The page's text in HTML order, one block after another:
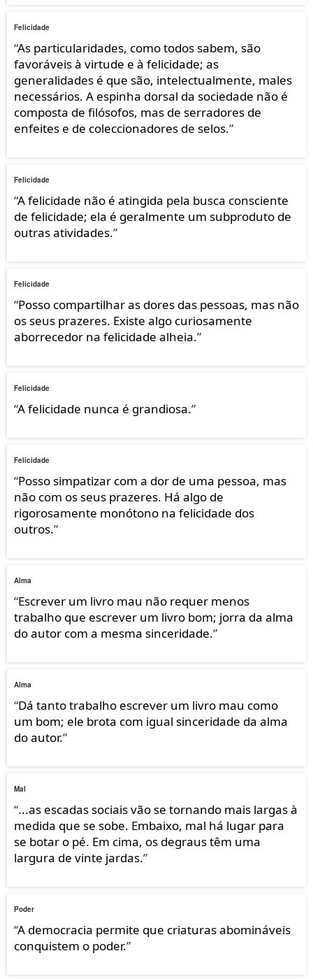
Felicidade
“As particularidades, como todos sabem, são
favoráveis à virtude e à felicidade; as
generalidades é que são, intelectualmente, males
necessários. A espinha dorsal da sociedade não é
composta de filósofos, mas de serradores de
enfeites e de coleccionadores de selos.”
Felicidade
“A felicidade não é atingida pela busca consciente
de felicidade; ela é geralmente um subproduto de
outras atividades.”
Felicidade
“Posso compartilhar as dores das pessoas, mas não
os seus prazeres. Existe algo curiosamente
aborrecedor na felicidade alheia.”
Felicidade
“A felicidade nunca é grandiosa.”
Felicidade
“Posso simpatizar com a dor de uma pessoa, mas
não com os seus prazeres. Há algo de
rigorosamente monótono na felicidade dos
outros.”
Alma
“Escrever um livro mau não requer menos
trabalho que escrever um livro bom; jorra da alma
do autor com a mesma sinceridade.”
Alma
“Dá tanto trabalho escrever um livro mau como
um bom; ele brota com igual sinceridade da alma
do autor.”
Mal
“...as escadas sociais vão se tornando mais largas à
medida que se sobe. Embaixo, mal há lugar para
se botar o pé. Em cima, os degraus têm uma
largura de vinte jardas.”
Poder
“A democracia permite que criaturas abomináveis
conquistem o poder.”